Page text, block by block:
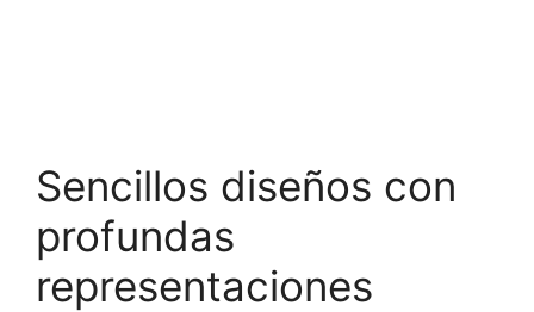
Sencillos diseños con
profundas
representaciones